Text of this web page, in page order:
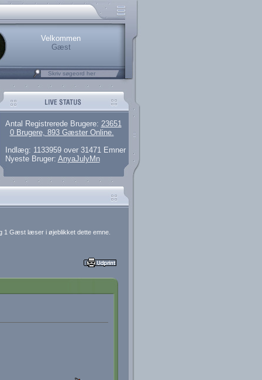
brugere
artikler og 135 guides
her.
Velkommen
Gæst
Antal Registrerede Brugere: 23651
0 Brugere, 893 Gæster Online.
Indlæg: 1133959 over 31471 Emner
Nyeste Bruger: AnyaJulyMn
1 Gæst læser i øjeblikket dette emne.